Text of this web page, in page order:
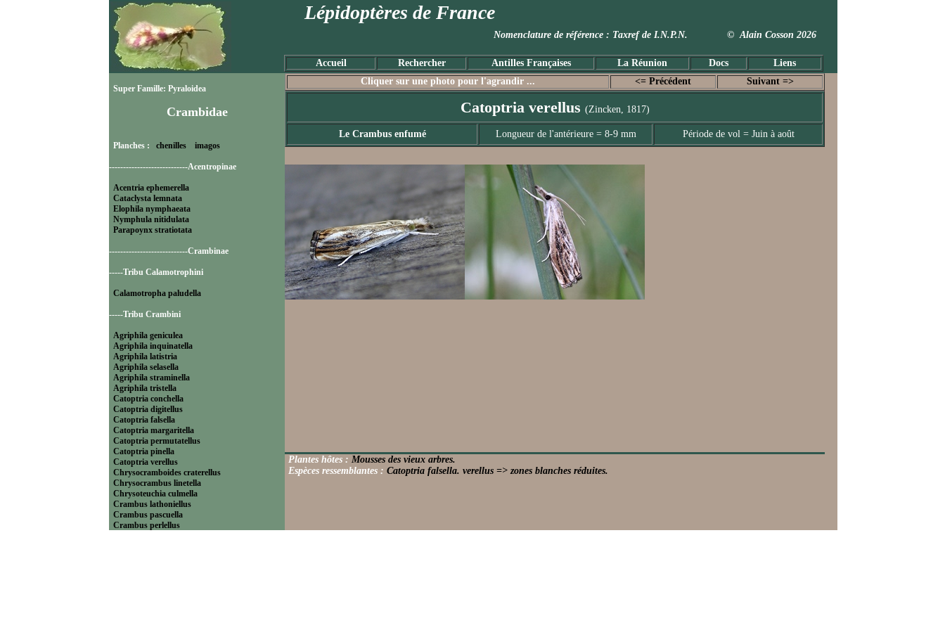
Lépidoptères de France
Nomenclature de référence : Taxref de I.N.P.N. © Alain Cosson 2026
Accueil Rechercher Antilles Françaises La Réunion Docs Liens
Super Famille: Pyraloidea
Crambidae
Planches : chenilles imagos
----------------------------Acentropinae
Acentria ephemerella
Cataclysta lemnata
Elophila nymphaeata
Nymphula nitidulata
Parapoynx stratiotata
----------------------------Crambinae
-----Tribu Calamotrophini
Calamotropha paludella
-----Tribu Crambini
Agriphila geniculea
Agriphila inquinatella
Agriphila latistria
Agriphila selasella
Agriphila straminella
Agriphila tristella
Catoptria conchella
Catoptria digitellus
Catoptria falsella
Catoptria margaritella
Catoptria permutatellus
Catoptria pinella
Catoptria verellus
Chrysocramboides craterellus
Chrysocrambus linetella
Chrysoteuchia culmella
Crambus lathoniellus
Crambus pascuella
Crambus perlellus
Cliquer sur une photo pour l'agrandir ... <= Précédent Suivant =>
Catoptria verellus (Zincken, 1817)
Le Crambus enfumé Longueur de l'antérieure = 8-9 mm Période de vol = Juin à août
Plantes hôtes : Mousses des vieux arbres.
Espèces ressemblantes : Catoptria falsella. verellus => zones blanches réduites.